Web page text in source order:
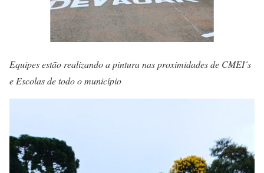
Equipes estão realizando a pintura nas proximidades de CMEI´s
e Escolas de todo o município